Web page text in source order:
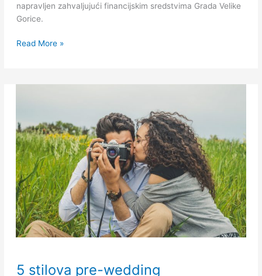
napravljen zahvaljujući financijskim sredstvima Grada Velike
Gorice.
Read More »
5 stilova pre-wedding
stilova